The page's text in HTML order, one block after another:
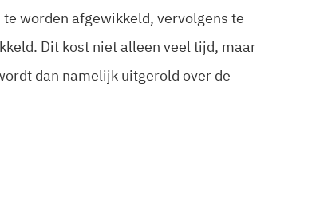
worden afgewikkeld, vervolgens te
Dit kost niet alleen veel tijd, maar
dan namelijk uitgerold over de